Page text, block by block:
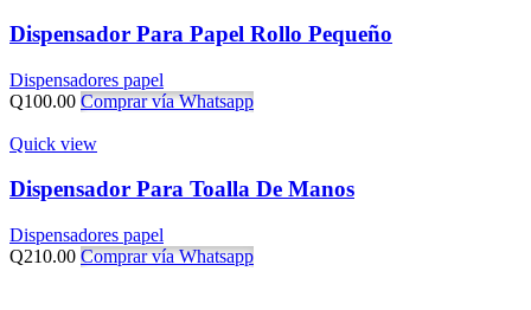
Dispensador Para Papel Rollo Pequeño
Dispensadores papel
Q100.00 Comprar vía Whatsapp
Quick view
Dispensador Para Toalla De Manos
Dispensadores papel
Q210.00 Comprar vía Whatsapp